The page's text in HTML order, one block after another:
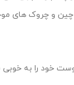
و چروک های
خود را به